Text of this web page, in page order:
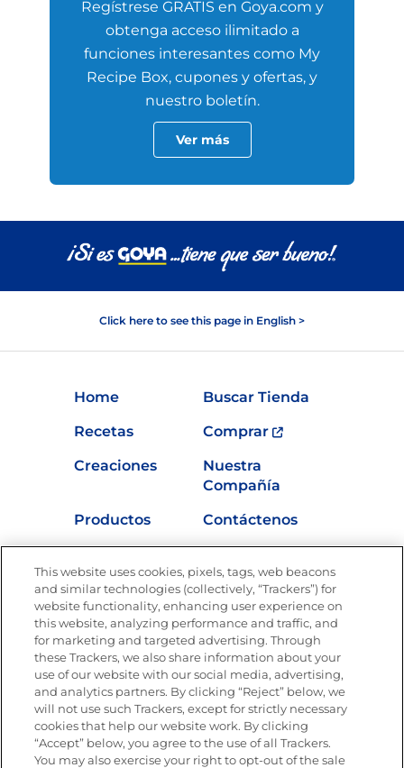
Regístrese GRATIS en Goya.com y
obtenga acceso ilimitado a
funciones interesantes como My
Recipe Box, cupones y ofertas, y
nuestro boletín.
Ver más
Click here to see this page in English >
Home
Buscar Tienda
Recetas
Comprar
Creaciones
Nuestra
Compañía
Productos
Contáctenos
Nutrición
Únete a La Cocina Goya®
Recibe Nuevas Recetas, Ofertas Especiales y
Promociones
Email(Obligatorio)
This website uses cookies, pixels, tags, web beacons
and similar technologies (collectively, “Trackers”) for
website functionality, enhancing user experience on
this website, analyzing performance and traffic, and
for marketing and targeted advertising. Through
these Trackers, we also share information about your
use of our website with our social media, advertising,
and analytics partners. By clicking “Reject” below, we
will not use such Trackers, except for strictly necessary
cookies that help our website work. By clicking
“Accept” below, you agree to the use of all Trackers.
You may also exercise your right to opt-out of the sale